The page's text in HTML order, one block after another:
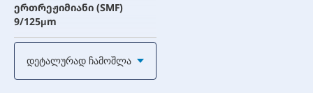
ერთრეჟიმიანი (SMF)
9/125μm
გადაცემის ტიპი
ორმხრივი (BIDI) ერთ
ბოჭკოზე
Დეტალურად Ჩამოშლა